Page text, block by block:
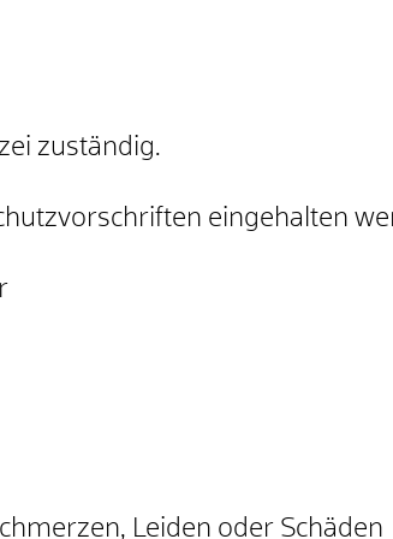
zuständig.
eingehalten
Leiden oder Schäden